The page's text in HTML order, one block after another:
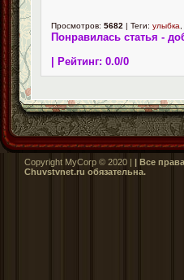
Просмотров: 5682 | Теги: улыбка
Понравилась статья -
| Рейтинг: 0.0/0
Copyright MyCorp © 2020 | | Все
Сhuvstvnet.ru обязательна.